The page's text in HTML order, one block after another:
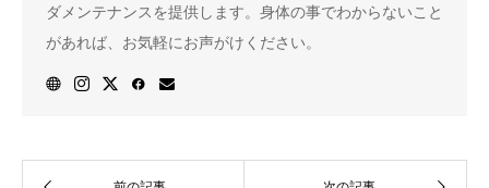
ダメンテナンスを提供します。身体の事でわからないこと
があれば、お気軽にお声がけください。